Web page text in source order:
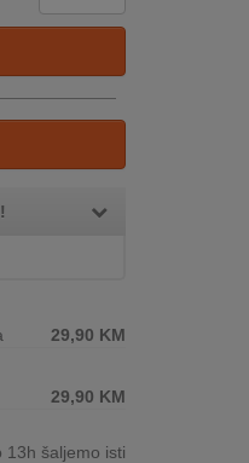
29,90 KM
29,90 KM
13h šaljemo isti